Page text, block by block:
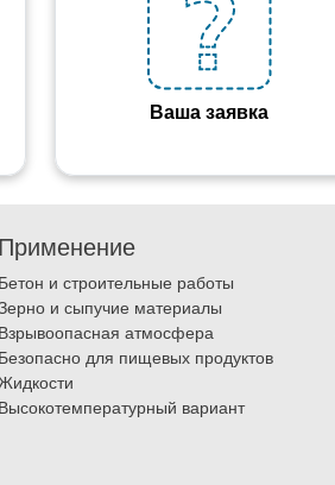
Ваша заявка
Применение
Бетон и строительные работы
и сыпучие материалы
Взрывоопасная атмосфера
Безопасно для пищевых продуктов
Высокотемпературный вариант